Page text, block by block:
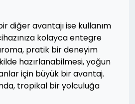
diğer avantajı ise kullanım
kolayca entegre
pratik bir deneyim
hazırlanabilmesi, yoğun
için büyük bir avantaj.
tropikal bir yolculuğa